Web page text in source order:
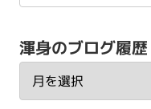
渾身のブログ履歴